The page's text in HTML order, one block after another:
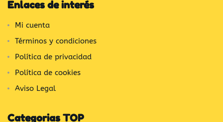
Enlaces de interés
Mi cuenta
Términos y condiciones
Política de privacidad
Política de cookies
Aviso Legal
Categorias TOP